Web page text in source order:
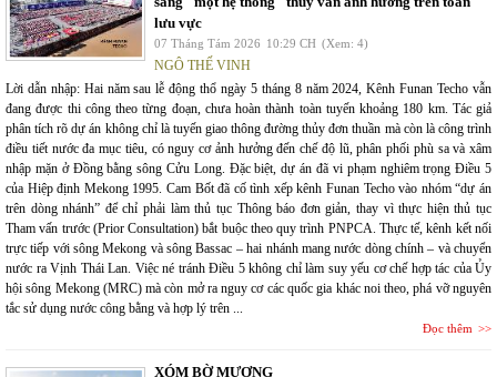
lưu vực
07 Tháng Tám 2026 10:29 CH (Xem: 4)
NGÔ THẾ VINH
Lời dẫn nhập: Hai năm sau lễ động thổ ngày 5 tháng 8 năm 2024, Kênh Funan Techo vẫn
đang được thi công theo từng đoạn, chưa hoàn thành toàn tuyến khoảng 180 km. Tác giả
phân tích rõ dự án không chỉ là tuyến giao thông đường thủy đơn thuần mà còn là công trình
điều tiết nước đa mục tiêu, có nguy cơ ảnh hưởng đến chế độ lũ, phân phối phù sa và xâm
nhập mặn ở Đồng bằng sông Cửu Long. Đặc biệt, dự án đã vi phạm nghiêm trọng Điều 5
của Hiệp định Mekong 1995. Cam Bốt đã cố tình xếp kênh Funan Techo vào nhóm “dự án
trên dòng nhánh” để chỉ phải làm thủ tục Thông báo đơn giản, thay vì thực hiện thủ tục
Tham vấn trước (Prior Consultation) bắt buộc theo quy trình PNPCA. Thực tế, kênh kết nối
trực tiếp với sông Mekong và sông Bassac – hai nhánh mang nước dòng chính – và chuyển
nước ra Vịnh Thái Lan. Việc né tránh Điều 5 không chỉ làm suy yếu cơ chế hợp tác của Ủy
hội sông Mekong (MRC) mà còn mở ra nguy cơ các quốc gia khác noi theo, phá vỡ nguyên
tắc sử dụng nước công bằng và hợp lý trên ...
Đọc thêm
XÓM BỜ MƯƠNG